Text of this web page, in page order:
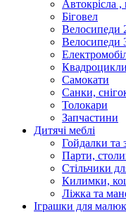
Автокрісла ,
Біговел
Велосипеди
Велосипеди
Самокати
Санки,
Толокари
Запчастини
Дитячі меблі
Гойдалки та
Парти,
Стільчики
Килимки,
Ліжка та
Іграшки для